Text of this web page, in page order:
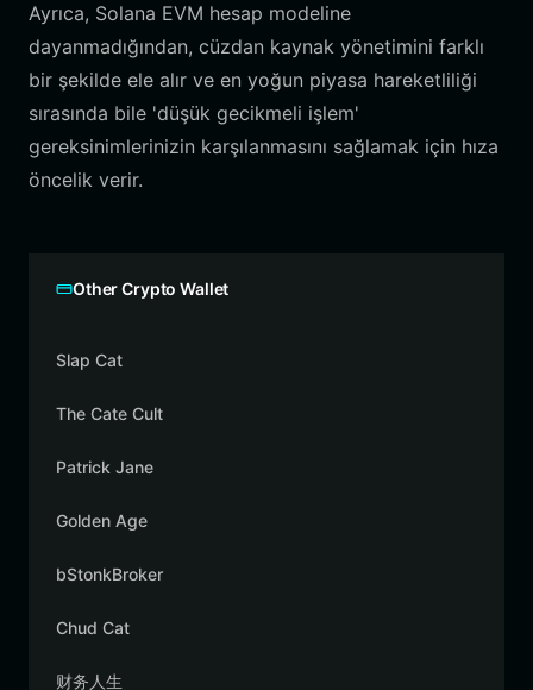
Ayrıca, Solana EVM hesap modeline
dayanmadığından, cüzdan kaynak yönetimini farklı
bir şekilde ele alır ve en yoğun piyasa hareketliliği
sırasında bile 'düşük gecikmeli işlem'
gereksinimlerinizin karşılanmasını sağlamak için hıza
öncelik verir.
Other Crypto Wallet
Slap Cat
The Cate Cult
Patrick Jane
Golden Age
bStonkBroker
Chud Cat
财务人生